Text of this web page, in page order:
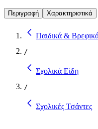
Περιγραφή Χαρακτηριστικά
Παιδικά &
/
Σχολικά Είδη
/
Σχολικές Τσάντες